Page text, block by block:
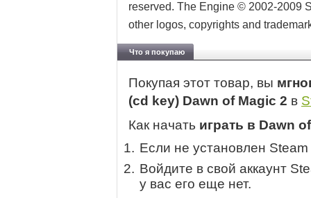
reserved. The Engine © 2002-2009
other logos, copyrights and
Что я покупаю
Покупая этот товар, вы
(cd key) Dawn of Magic 2 в
Как начать играть в Dawn
Если не установлен
Войдите в свой аккаунт
у вас его еще нет.